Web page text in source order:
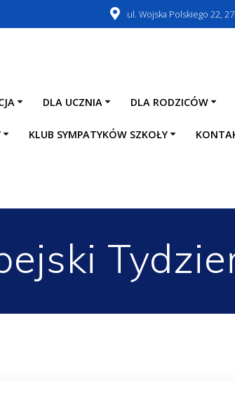
ul. Wojska Polskiego 22,
DLA UCZNIA DLA RODZICÓW
KLUB SYMPATYKÓW SZKOŁY